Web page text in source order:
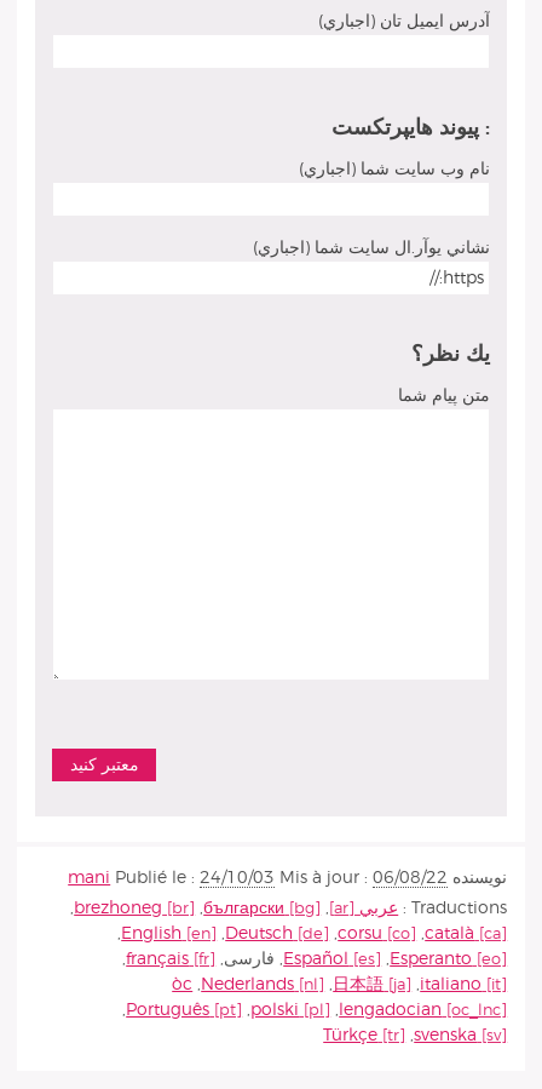
آدرس ايميل تان (اجباري)
: پيوند هايپرتكست
نام وب سايت شما (اجباري)
نشاني يوآر.ال سايت شما (اجباري)
يك نظر؟
متن پيام شما
نويسنده mani Publié le : 24/10/03 Mis à jour :06/08/22
Traductions :
عربي ,
български
,
brezhoneg
,
català
,
corsu
,
Deutsch
,
English
,
Esperanto
,
Español
, فارسى,
français
,
italiano
,
日本語
,
Nederlands
,
òc
lengadocian
,
polski
,
Português
,
svenska
,
Türkçe